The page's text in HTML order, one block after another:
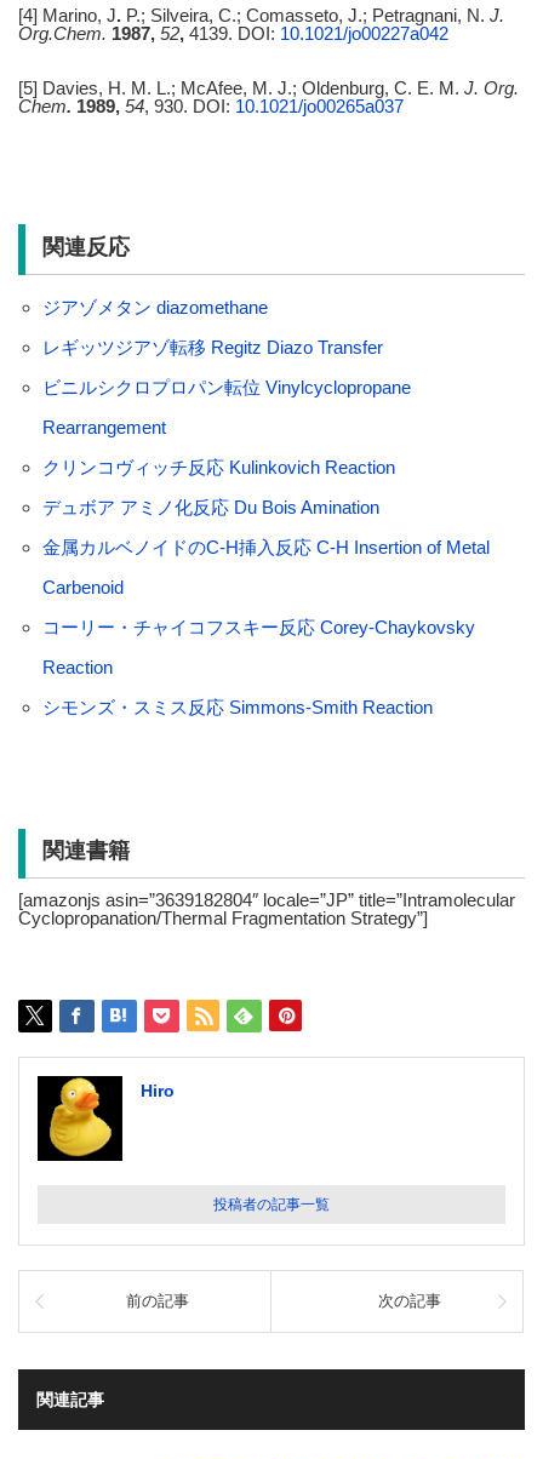
[4] Marino, J. P.; Silveira, C.; Comasseto, J.; Petragnani, N. J.
Org.Chem. 1987, 52, 4139. DOI: 10.1021/jo00227a042
[5] Davies, H. M. L.; McAfee, M. J.; Oldenburg, C. E. M. J. Org.
Chem. 1989, 54, 930. DOI: 10.1021/jo00265a037
関連反応
ジアゾメタン diazomethane
レギッツジアゾ転移 Regitz Diazo Transfer
ビニルシクロプロパン転位 Vinylcyclopropane
Rearrangement
クリンコヴィッチ反応 Kulinkovich Reaction
デュボア アミノ化反応 Du Bois Amination
金属カルベノイドのC-H挿入反応 C-H Insertion of Metal
Carbenoid
コーリー・チャイコフスキー反応 Corey-Chaykovsky
Reaction
シモンズ・スミス反応 Simmons-Smith Reaction
関連書籍
[amazonjs asin=”3639182804″ locale=”JP” title=”Intramolecular
Cyclopropanation/Thermal Fragmentation Strategy”]
Hiro
投稿者の記事一覧
前の記事 次の記事
関連記事